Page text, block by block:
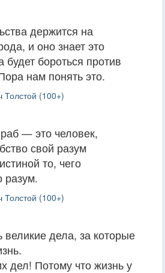
держится на
и оно знает это
будет бороться против
нам понять это.
Толстой (100+)
— это человек,
свой разум
то, чего
разум.
Толстой (100+)
дела, за которые
дел! Потому что жизнь у